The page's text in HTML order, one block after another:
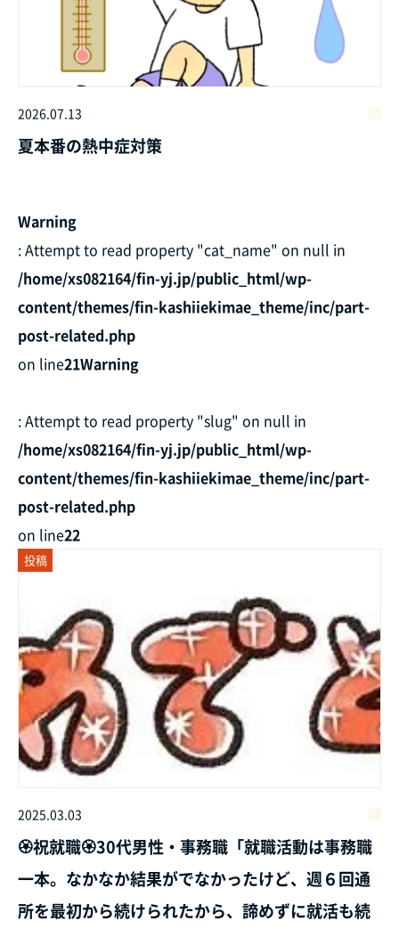
2026.07.13
夏本番の熱中症対策
Warning
: Attempt to read property "cat_name" on null in
/home/xs082164/fin-yj.jp/public_html/wp-
content/themes/fin-kashiiekimae_theme/inc/part-
post-related.php
on line21Warning
: Attempt to read property "slug" on null in
/home/xs082164/fin-yj.jp/public_html/wp-
content/themes/fin-kashiiekimae_theme/inc/part-
post-related.php
on line22
投稿
2025.03.03
🏵️祝就職🏵️30代男性・事務職「就職活動は事務職
一本。なかなか結果がでなかったけど、週６回通
所を最初から続けられたから、諦めずに就活も続